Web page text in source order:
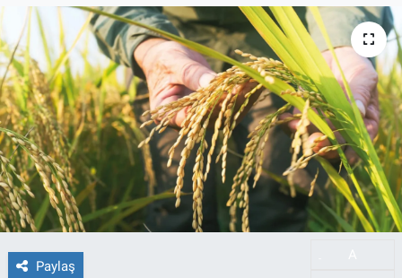
Paylaş
Tüm Haberler
İletişim
Künye
Süper Lig Puan Durumu ve Fikstür
Tüm Manşetler
Son Dakika Haberleri
Haber Arşivi